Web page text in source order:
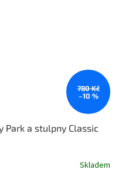
780 Kč
–10 %
Park a stulpny Classic
Skladem